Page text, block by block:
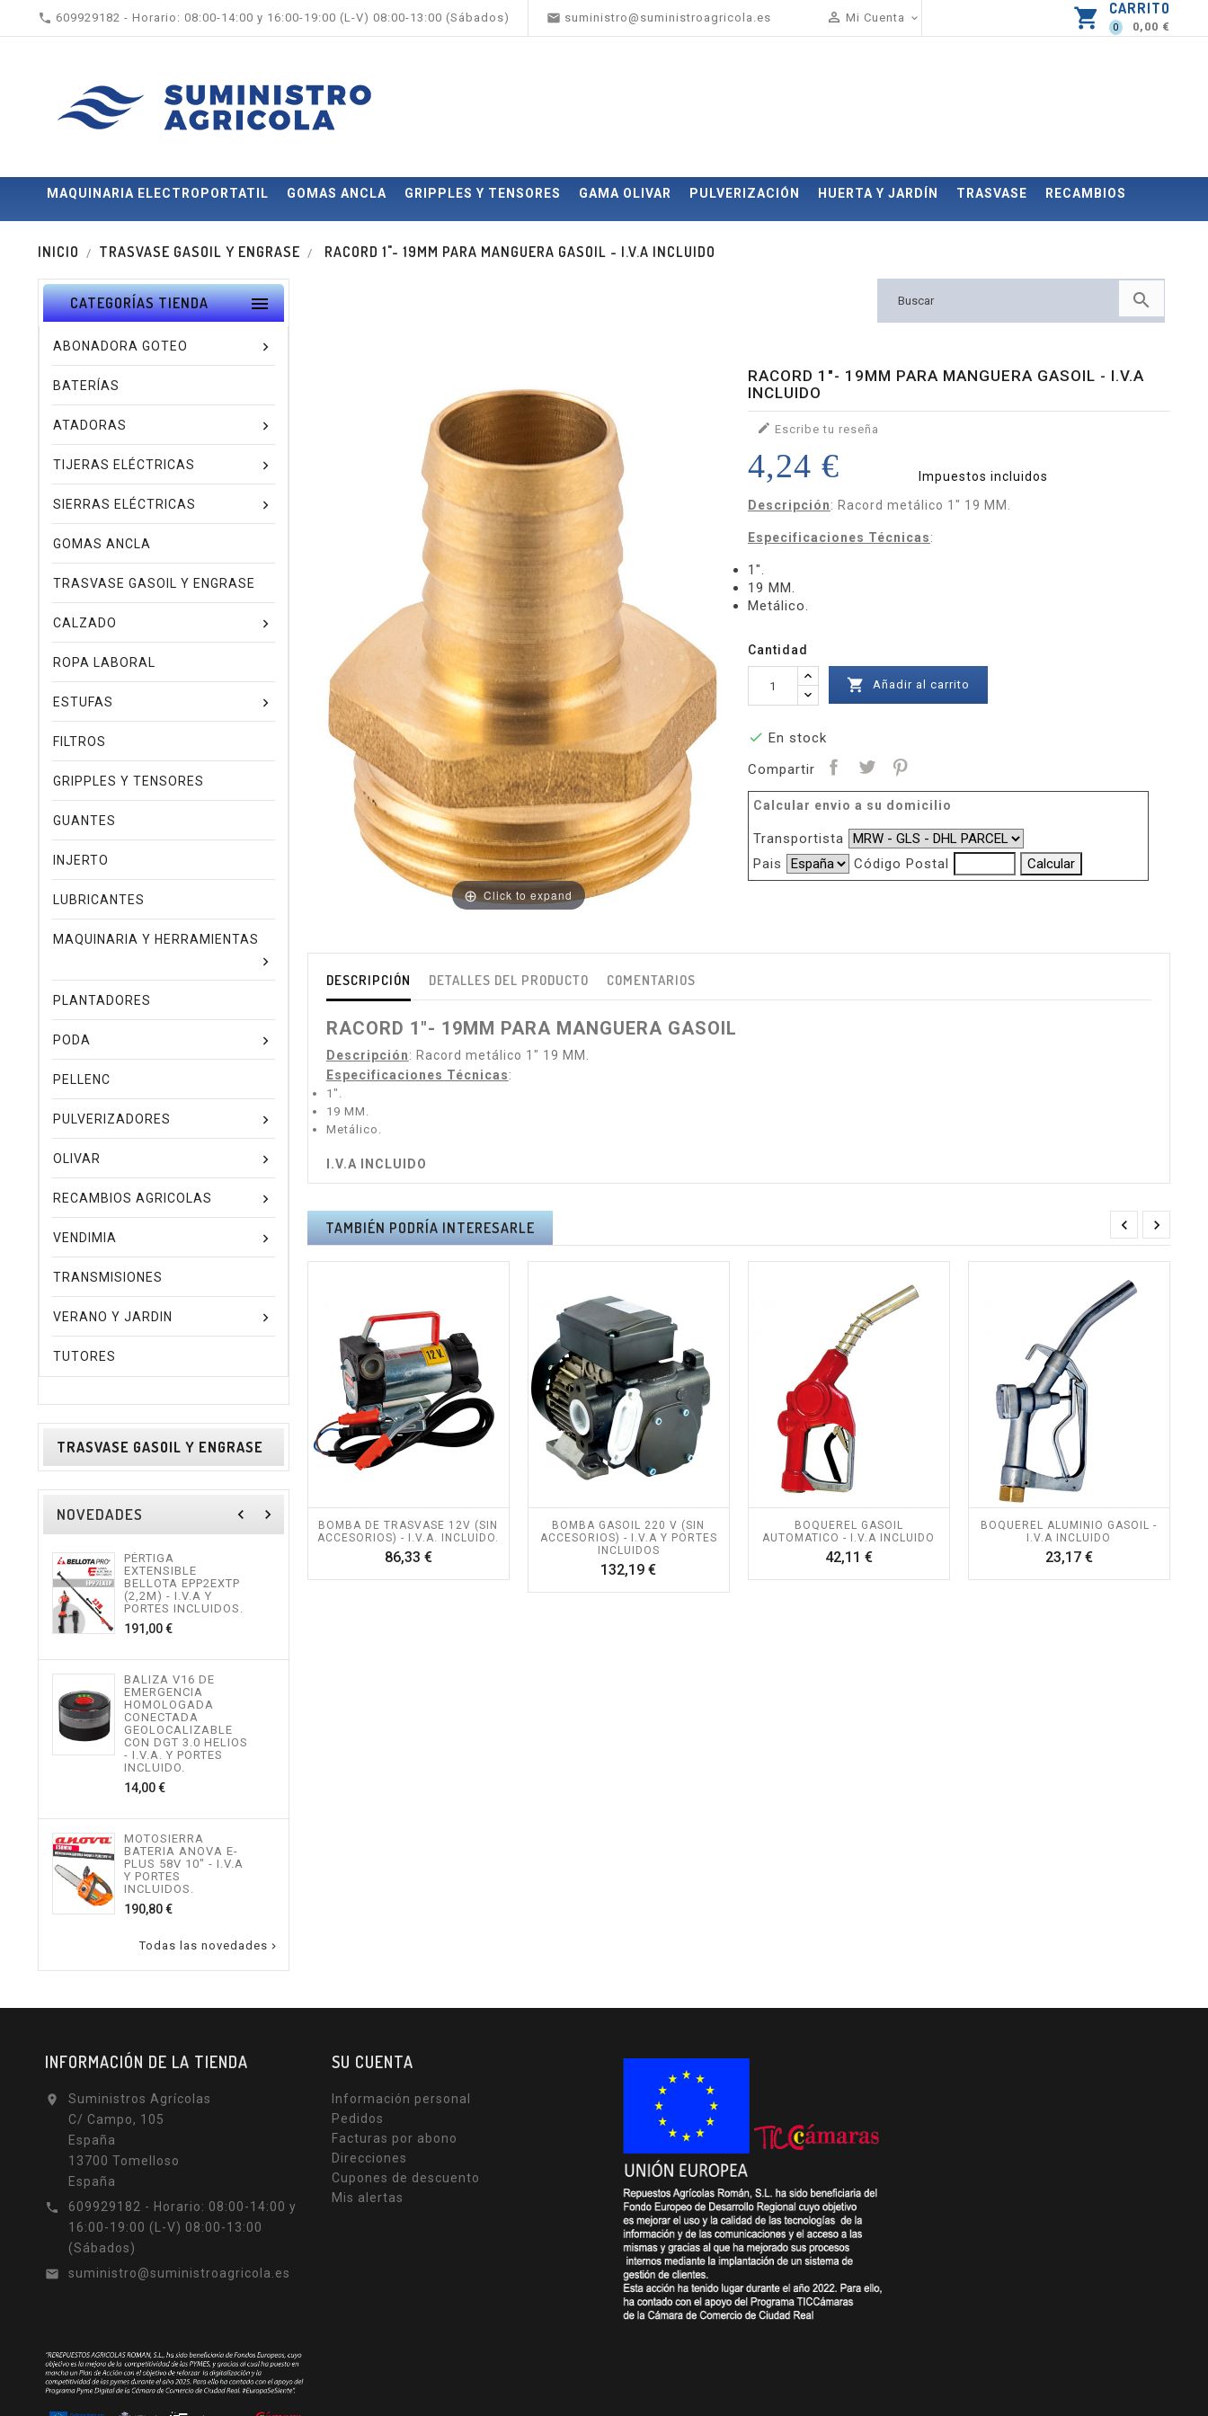
 609929182 - Horario: 08:00-14:00 y 16:00-19:00 (L-V) 08:00-13:00 (Sábados)  suministro@suministroagricola.es  Mi Cuenta  shopping_cart CARRITO
0 0,00 €
MAQUINARIA ELECTROPORTATIL GOMAS ANCLA GRIPPLES Y TENSORES GAMA OLIVAR PULVERIZACIÓN HUERTA Y JARDÍN TRASVASE RECAMBIOS
INICIO TRASVASE GASOIL Y ENGRASE RACORD 1"- 19MM PARA MANGUERA GASOIL - I.V.A INCLUIDO
CATEGORÍAS TIENDA 
ABONADORA GOTEO
BATERÍAS
ATADORAS
TIJERAS ELÉCTRICAS
SIERRAS ELÉCTRICAS
GOMAS ANCLA
TRASVASE GASOIL Y ENGRASE
CALZADO
ROPA LABORAL
ESTUFAS
FILTROS
GRIPPLES Y TENSORES
GUANTES
INJERTO
LUBRICANTES
MAQUINARIA Y HERRAMIENTAS
PLANTADORES
PODA
PELLENC
PULVERIZADORES
OLIVAR
RECAMBIOS AGRICOLAS
VENDIMIA
TRANSMISIONES
VERANO Y JARDIN
TUTORES
TRASVASE GASOIL Y ENGRASE
NOVEDADES navigate_before navigate_next
PÉRTIGA
EXTENSIBLE
BELLOTA EPP2EXTP
(2,2M) - I.V.A Y
PORTES INCLUIDOS.
191,00 €Precio
BALIZA V16 DE
EMERGENCIA
HOMOLOGADA
CONECTADA
GEOLOCALIZABLE
CON DGT 3.0 HELIOS
- I.V.A. Y PORTES
INCLUIDO.
14,00 €Precio
MOTOSIERRA
BATERIA ANOVA E-
PLUS 58V 10" - I.V.A
Y PORTES
INCLUIDOS.
190,80 €Precio
TIJERA PÉRTIGA
I.V.A Y PORTES
KIT ALTUNA PODA A
BATERÍA AFKIT -
INCLUIDOS.
Todas las novedades 

Click to expand
RACORD 1"- 19MM PARA MANGUERA GASOIL - I.V.A
INCLUIDO
 Escribe tu reseña
4,24 €
Impuestos incluidos
Descripción: Racord metálico 1" 19 MM.
Especificaciones Técnicas:
1".
19 MM.
Metálico.
Cantidad
 Añadir al carrito
 En stock
Compartir
Calcular envio a su domicilio
Transportista
Pais
Código Postal
DESCRIPCIÓN DETALLES DEL PRODUCTO COMENTARIOS
RACORD 1"- 19MM PARA MANGUERA GASOIL
Descripción: Racord metálico 1" 19 MM.
Especificaciones Técnicas:
1".
19 MM.
Metálico.
I.V.A INCLUIDO
TAMBIÉN PODRÍA INTERESARLE
BOMBA DE TRASVASE 12V (SIN
ACCESORIOS) - I.V.A. INCLUIDO.
86,33 €Precio
BOMBA GASOIL 220 V (SIN
ACCESORIOS) - I.V.A Y PORTES
INCLUIDOS
132,19 €Precio
BOQUEREL GASOIL
AUTOMATICO - I.V.A INCLUIDO
42,11 €Precio
BOQUEREL ALUMINIO GASOIL -
I.V.A INCLUIDO
23,17 €Precio
 
INFORMACIÓN DE LA TIENDA

Suministros Agrícolas
C/ Campo, 105
España
13700 Tomelloso
España

609929182 - Horario: 08:00-14:00 y
16:00-19:00 (L-V) 08:00-13:00
(Sábados)

suministro@suministroagricola.es
SU CUENTA
Información personal
Pedidos
Facturas por abono
Direcciones
Cupones de descuento
Mis alertas